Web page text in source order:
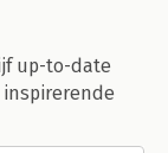
up-to-date